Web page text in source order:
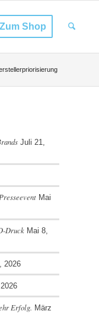
Zum Shop
Juli 21,
Mai
Druck Mai 8,
2026
Erfolg. März